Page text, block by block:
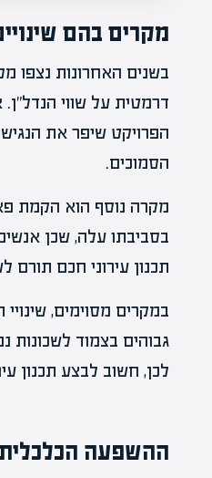
מקרים בהם
בשנים האחרונות נצפו
דרמטית על שווי
הפרויקט שיפר את
הסמוכים.
מקרה נוסף הוא הקמת
בסביבתו עלה, שכן
תכנון עירוני חכם תורם
במקרים מסוימים,
גבוהים בצמוד לשכונות
לכן, חשוב לבצע תכנון
ההשפעה הכלכלית